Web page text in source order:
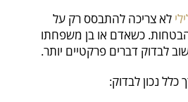
לא צריכה להתבסס רק על
הבטחות. כשאדם או בן משפחתו
לבדוק דברים פרקטיים יותר.
נכון לבדוק: